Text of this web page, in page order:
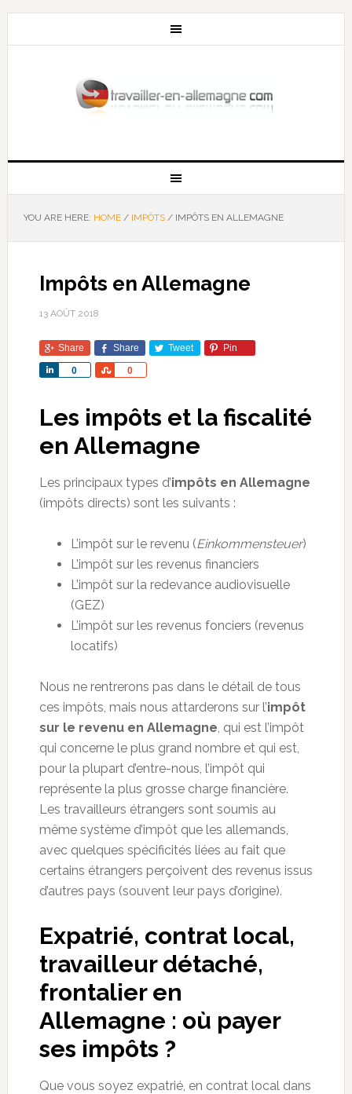
YOU ARE HERE: HOME / IMPÔTS /IMPÔTS EN ALLEMAGNE
Impôts en Allemagne
13 AOÛT 2018
Share Share Tweet Pin
0
Share 0
Share
Les impôts et la fiscalité
en Allemagne
Les principaux types d’impôts en Allemagne
(impôts directs) sont les suivants :
L’impôt sur le revenu (Einkommensteuer)
L’impôt sur les revenus financiers
L’impôt sur la redevance audiovisuelle
(GEZ)
L’impôt sur les revenus fonciers (revenus
locatifs)
Nous ne rentrerons pas dans le détail de tous
ces impôts, mais nous attarderons sur l’impôt
sur le revenu en Allemagne, qui est l’impôt
qui concerne le plus grand nombre et qui est,
pour la plupart d’entre-nous, l’impôt qui
représente la plus grosse charge financière.
Les travailleurs étrangers sont soumis au
même système d’impôt que les allemands,
avec quelques spécificités liées au fait que
certains étrangers perçoivent des revenus issus
d’autres pays (souvent leur pays d’origine).
Expatrié, contrat local,
travailleur détaché,
frontalier en
Allemagne : où payer
ses impôts ?
Que vous soyez expatrié, en contrat local dans